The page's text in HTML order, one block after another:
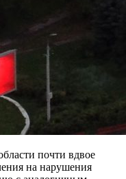
почти вдвое
на нарушения